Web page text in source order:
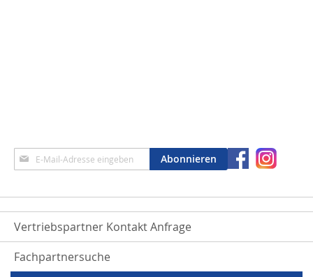
Anmeldung
zum
Abonnieren
Vertriebspartner Kontakt Anfrage
Fachpartnersuche